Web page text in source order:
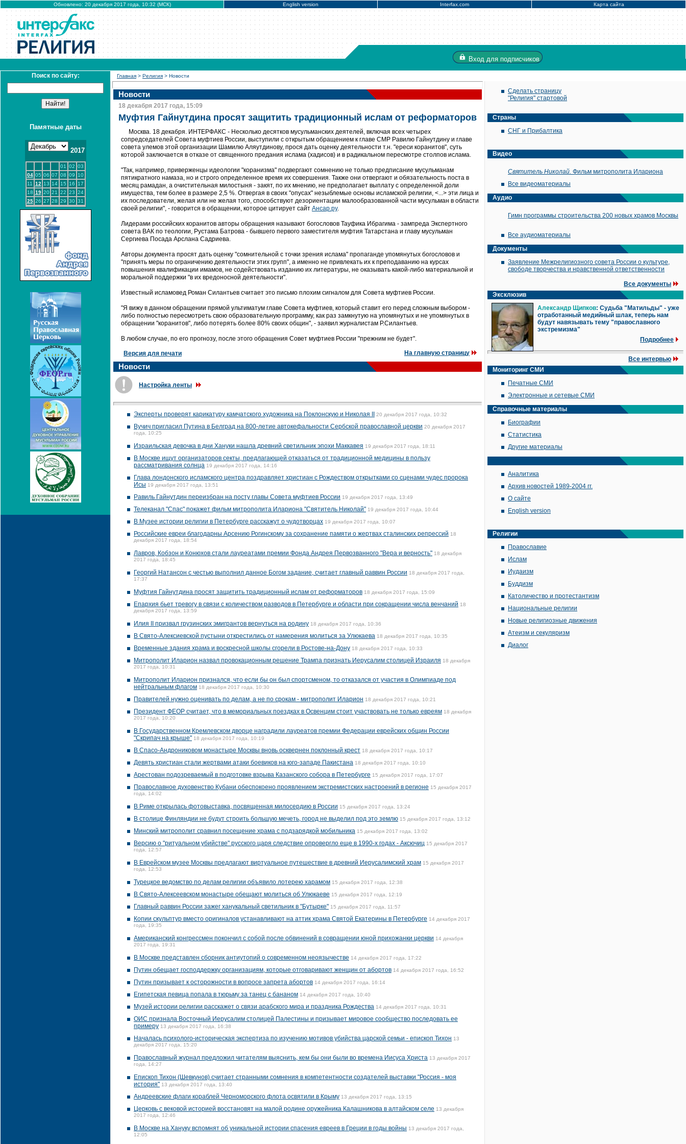
Обновлено: 20 декабря 2017 года, 10:32 (МСК) English version Interfax.com Карта сайта
Вход для подписчиков
Поиск по сайту:
Памятные даты
2017
01 02 03
04 05 06 07 08 09
10
11
12 13 14 15 16
17
18 19 20 21 22 23 24
25 26 27 28 29 30 31
Главная > Религия > Новости
Новости
18 декабря 2017 года, 15:09
Муфтия Гайнутдина просят защитить традиционный ислам от реформаторов
Москва. 18 декабря. ИНТЕРФАКС - Несколько десятков мусульманских деятелей, включая всех четырех
сопредседателей Совета муфтиев России, выступили с открытым обращением к главе СМР Равилю Гайнутдину и главе
совета улемов этой организации Шамилю Аляутдинову, прося дать оценку деятельности т.н. "ереси коранитов", суть
которой заключается в отказе от священного предания ислама (хадисов) и в радикальном пересмотре столпов ислама.
"Так, например, приверженцы идеологии "коранизма" подвергают сомнению не только предписание мусульманам
пятикратного намаза, но и строго определенное время их совершения. Также они отвергают и обязательность поста в
месяц рамадан, а очистительная милостыня - закят, по их мнению, не предполагает выплату с определенной доли
имущества, тем более в размере 2,5 %. Отвергая в своих "опусах" незыблемые основы исламской религии, <...> эти лица и
их последователи, желая или не желая того, способствуют дезориентации малообразованной части мусульман в области
своей религии", - говорится в обращении, которое цитирует сайт Ансар.ру.
Лидерами российских коранитов авторы обращения называют богословов Тауфика Ибрагима - зампреда Экспертного
совета ВАК по теологии, Рустама Батрова - бывшего первого заместителя муфтия Татарстана и главу мусульман
Сергиева Посада Арслана Садриева.
Авторы документа просят дать оценку "сомнительной с точки зрения ислама" пропаганде упомянутых богословов и
"принять меры по ограничению деятельности этих групп", а именно не привлекать их к преподаванию на курсах
повышения квалификации имамов, не содействовать изданию их литературы, не оказывать какой-либо материальной и
моральной поддержки "в их вредоносной деятельности".
Известный исламовед Роман Силантьев считает это письмо плохим сигналом для Совета муфтиев России.
"Я вижу в данном обращении прямой ультиматум главе Совета муфтиев, который ставит его перед сложным выбором -
либо полностью пересмотреть свою образовательную программу, как раз замкнутую на упомянутых и не упомянутых в
обращении "коранитов", либо потерять более 80% своих общин", - заявил журналистам Р.Силантьев.
В любом случае, по его прогнозу, после этого обращения Совет муфтиев России "прежним не будет".
Версия для печати На главную страницу
Новости
Настройка ленты
Эксперты проверят карикатуру камчатского художника на Поклонскую и Николая II 20 декабря 2017 года, 10:32
Вучич пригласил Путина в Белград на 800-летие автокефальности Сербской православной церкви 20 декабря 2017
года, 10:25
Израильская девочка в дни Хануки нашла древний светильник эпохи Маккавея 19 декабря 2017 года, 18:11
В Москве ищут организаторов секты, предлагающей отказаться от традиционной медицины в пользу
рассматривания солнца 19 декабря 2017 года, 14:16
Глава лондонского исламского центра поздравляет христиан с Рождеством открытками со сценами чудес пророка
Исы 19 декабря 2017 года, 13:51
Равиль Гайнутдин переизбран на посту главы Совета муфтиев России 19 декабря 2017 года, 13:49
Телеканал "Спас" покажет фильм митрополита Илариона "Святитель Николай" 19 декабря 2017 года, 10:44
В Музее истории религии в Петербурге расскажут о чудотворцах 19 декабря 2017 года, 10:07
Российские евреи благодарны Арсению Рогинскому за сохранение памяти о жертвах сталинских репрессий 18
декабря 2017 года, 18:54
Лавров, Кобзон и Конюхов стали лауреатами премии Фонда Андрея Первозванного "Вера и верность" 18 декабря
2017 года, 18:45
Георгий Натансон с честью выполнил данное Богом задание, считает главный раввин России 18 декабря 2017 года,
17:37
Муфтия Гайнутдина просят защитить традиционный ислам от реформаторов 18 декабря 2017 года, 15:09
Епархия бьет тревогу в связи с количеством разводов в Петербурге и области при сокращении числа венчаний 18
декабря 2017 года, 13:59
Илия II призвал грузинских эмигрантов вернуться на родину 18 декабря 2017 года, 10:36
В Свято-Алексиевской пустыни открестились от намерения молиться за Улюкаева 18 декабря 2017 года, 10:35
Временные здания храма и воскресной школы сгорели в Ростове-на-Дону 18 декабря 2017 года, 10:33
Митрополит Иларион назвал провокационным решение Трампа признать Иерусалим столицей Израиля 18 декабря
2017 года, 10:31
Митрополит Иларион признался, что если бы он был спортсменом, то отказался от участия в Олимпиаде под
нейтральным флагом 18 декабря 2017 года, 10:30
Правителей нужно оценивать по делам, а не по срокам - митрополит Иларион 18 декабря 2017 года, 10:21
Президент ФЕОР считает, что в мемориальных поездках в Освенцим стоит участвовать не только евреям 18 декабря
2017 года, 10:20
В Государственном Кремлевском дворце наградили лауреатов премии Федерации еврейских общин России
"Скрипач на крыше" 18 декабря 2017 года, 10:19
В Спасо-Андрониковом монастыре Москвы вновь осквернен поклонный крест 18 декабря 2017 года, 10:17
Девять христиан стали жертвами атаки боевиков на юго-западе Пакистана 18 декабря 2017 года, 10:10
Арестован подозреваемый в подготовке взрыва Казанского собора в Петербурге 15 декабря 2017 года, 17:07
Православное духовенство Кубани обеспокоено проявлением экстремистских настроений в регионе 15 декабря 2017
года, 14:02
В Риме открылась фотовыставка, посвященная милосердию в России 15 декабря 2017 года, 13:24
В столице Финляндии не будут строить большую мечеть, город не выделил под это землю 15 декабря 2017 года, 13:12
Минский митрополит сравнил посещение храма с подзарядкой мобильника 15 декабря 2017 года, 13:02
Версию о "ритуальном убийстве" русского царя следствие опровергло еще в 1990-х годах - Аксючиц 15 декабря 2017
года, 12:57
В Еврейском музее Москвы предлагают виртуальное путешествие в древний Иерусалимский храм 15 декабря 2017
года, 12:53
Турецкое ведомство по делам религии объявило лотерею харамом 15 декабря 2017 года, 12:38
В Свято-Алексеевском монастыре обещают молиться об Улюкаеве 15 декабря 2017 года, 12:19
Главный раввин России зажег ханукальный светильник в "Бутырке" 15 декабря 2017 года, 11:57
Копии скульптур вместо оригиналов устанавливают на аттик храма Святой Екатерины в Петербурге 14 декабря 2017
года, 19:35
Американский конгрессмен покончил с собой после обвинений в совращении юной прихожанки церкви 14 декабря
2017 года, 19:31
В Москве представлен сборник антиутопий о современном неоязычестве 14 декабря 2017 года, 17:22
Путин обещает господдержку организациям, которые отговаривают женщин от абортов 14 декабря 2017 года, 16:52
Путин призывает к осторожности в вопросе запрета абортов 14 декабря 2017 года, 16:14
Египетская певица попала в тюрьму за танец с бананом 14 декабря 2017 года, 10:40
Музей истории религии расскажет о связи арабского мира и праздника Рождества 14 декабря 2017 года, 10:31
ОИС признала Восточный Иерусалим столицей Палестины и призывает мировое сообщество последовать ее
примеру 13 декабря 2017 года, 16:38
Началась психолого-историческая экспертиза по изучению мотивов убийства царской семьи - епископ Тихон 13
декабря 2017 года, 15:20
Православный журнал предложил читателям выяснить, кем бы они были во времена Иисуса Христа 13 декабря 2017
года, 14:27
Епископ Тихон (Шевкунов) считает странными сомнения в компетентности создателей выставки "Россия - моя
история" 13 декабря 2017 года, 13:40
Андреевские флаги кораблей Черноморского флота освятили в Крыму 13 декабря 2017 года, 13:15
Церковь с вековой историей восстановят на малой родине оружейника Калашникова в алтайском селе 13 декабря
2017 года, 12:46
В Москве на Хануку вспомнят об уникальной истории спасения евреев в Греции в годы войны 13 декабря 2017 года,
12:05
Сделать страницу
"Религия" стартовой
Страны
СНГ и Прибалтика
Видео
Святитель Николай. Фильм митрополита Илариона
Все видеоматериалы
Аудио
Гимн программы строительства 200 новых храмов Москвы
Все аудиоматериалы
Документы
Заявление Межрелигиозного совета России о культуре,
свободе творчества и нравственной ответственности
Все документы
Эксклюзив
Александр Щипков: Судьба "Матильды" - уже
отработанный медийный шлак, теперь нам
будут навязывать тему "православного
экстремизма"
Подробнее
Все интервью
Мониторинг СМИ
Печатные СМИ
Электронные и сетевые СМИ
Справочные материалы
Биографии
Статистика
Другие материалы
Аналитика
Архив новостей 1989-2004 гг.
О сайте
English version
Религии
Православие
Ислам
Иудаизм
Буддизм
Католичество и протестантизм
Национальные религии
Новые религиозные движения
Атеизм и секуляризм
Диалог